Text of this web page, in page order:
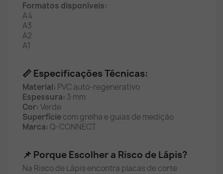
Formatos disponíveis:
A4
A3
A2
A1
📏 Especificações Técnicas:
Material: PVC auto-regenerativo
Espessura: 3 mm
Cor:Verde
Superfíciecom grelha e guias de medição
Marca: Q-CONNECT
📌 Porque Escolher a Risco de Lápis?
Na Risco de Lápis encontra placas de corte